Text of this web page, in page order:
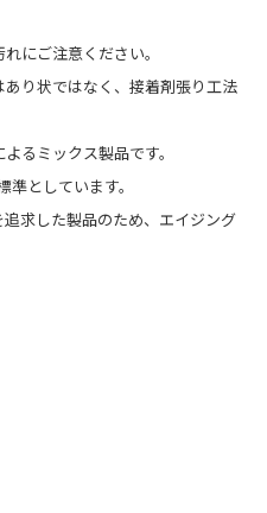
にご注意ください。
り状ではなく、接着剤張り工法
るミックス製品です。
としています。
求した製品のため、エイジング